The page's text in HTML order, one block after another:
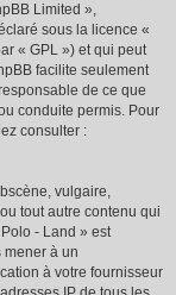
Limited »,
sous la licence «
« GPL ») et qui peut
facilite seulement
de ce que
conduite permis. Pour
consulter :
vulgaire,
tout autre contenu qui
- Land » est
mener à un
à votre fournisseur